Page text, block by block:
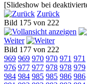
[Slideshow bei
Zurück
Bild 175 von 222
Weiter
Bild 177 von 222
969 969 970 970 971 971
976 977 977 978 978 979
984 984 985 985 986 986